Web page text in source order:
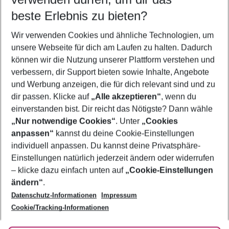
5-8 Nächte
2 Erwachsene Keine Kinder
Mehr Filter anzeigen
Footer
Footer navigation
Über uns
AGB
Bestpreisgarantie
Cookie-Einstellungen ändern
Cookie-Richtlinie
Agenturbetreuung
Barrierefreies Reisen
Folge uns
beste Erlebnis zu bieten?
Wir verwenden Cookies und ähnliche Technologien, um
unsere Webseite für dich am Laufen zu halten. Dadurch
können wir die Nutzung unserer Plattform verstehen und
verbessern, dir Support bieten sowie Inhalte, Angebote
und Werbung anzeigen, die für dich relevant sind und zu
dir passen. Klicke auf „Alle akzeptieren“, wenn du
einverstanden bist. Dir reicht das Nötigste? Dann wähle
„Nur notwendige Cookies“. Unter „Cookies
anpassen“ kannst du deine Cookie-Einstellungen
individuell anpassen. Du kannst deine Privatsphäre-
Einstellungen natürlich jederzeit ändern oder widerrufen
– klicke dazu einfach unten auf „Cookie-Einstellungen
ändern“.
Datenschutz-Informationen
Impressum
Cookie/Tracking-Informationen